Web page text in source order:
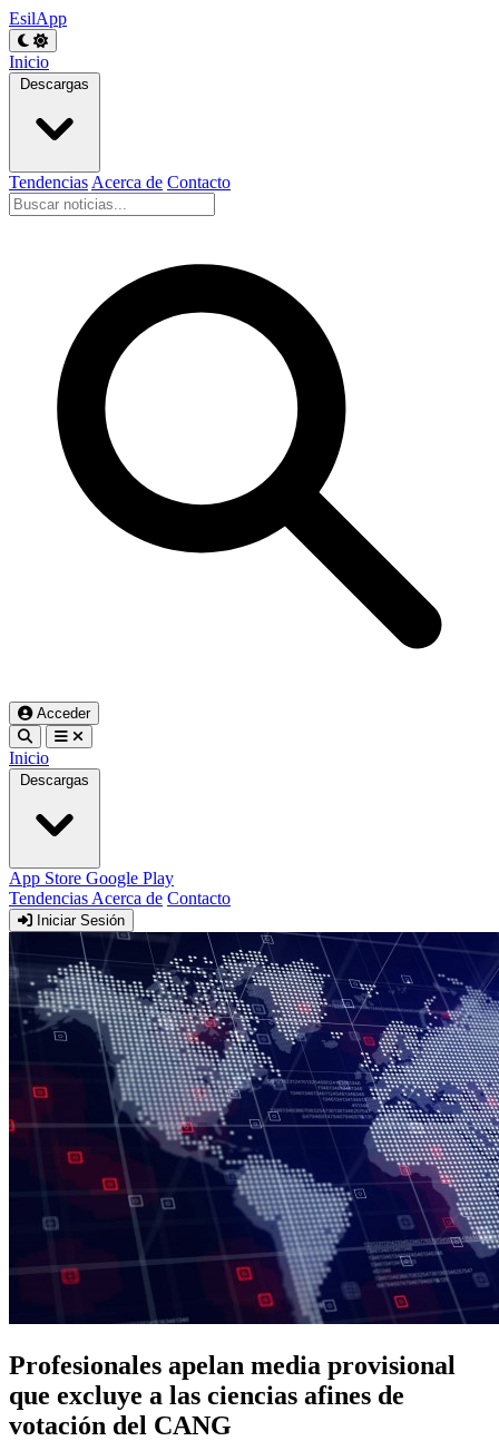
EsilApp
Inicio
Descargas
Tendencias Acerca de Contacto
Acceder
Inicio
Descargas
App Store Google Play
Tendencias Acerca de Contacto
Iniciar Sesión
Profesionales apelan media provisional
que excluye a las ciencias afines de
votación del CANG